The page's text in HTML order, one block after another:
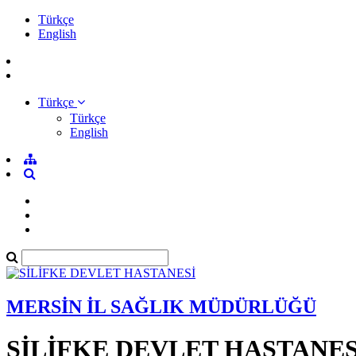
Türkçe
English
Türkçe
Türkçe
English
MERSİN İL SAĞLIK MÜDÜRLÜĞÜ
SİLİFKE DEVLET